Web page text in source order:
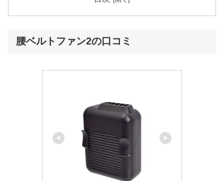
腰ベルトファン2の口コミ